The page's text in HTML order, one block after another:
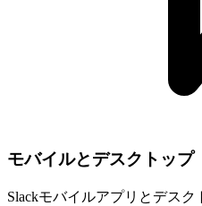
モバイルとデスクトップ
Slackモバイルアプリとデス